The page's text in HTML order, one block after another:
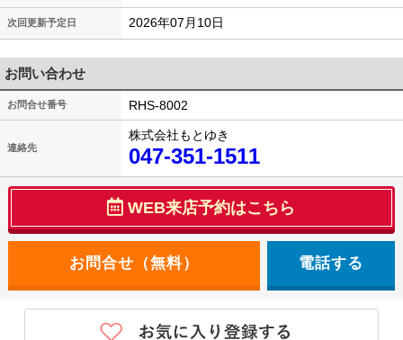
次回更新予定日 2026年07月10日
お問い合わせ
お問合せ番号 RHS-8002
連絡先
株式会社もとゆき
047-351-1511
WEB来店予約はこちら
電話する